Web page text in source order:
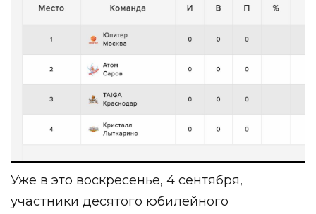
Уже в это воскресенье, 4 сентября,
участники десятого юбилейного